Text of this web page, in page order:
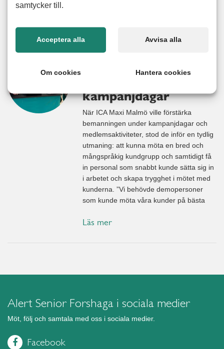
Trygg, flerspråkig och
självgående
kampanjdagar
När ICA Maxi Malmö ville förstärka
bemanningen under kampanjdagar och
medlemsaktiviteter, stod de inför en tydlig
utmaning: att kunna möta en bred och
mångspråkig kundgrupp och samtidigt få
in personal som snabbt kunde sätta sig in
i arbetet och skapa trygghet i mötet med
kunderna. ”Vi behövde demopersoner
som kunde möta våra kunder på bästa
Läs mer
Alert Senior Forshaga i sociala medier
Möt, följ och samtala med oss i sociala medier.
Facebook
samtycker till.
Acceptera alla Avvisa alla
Om cookies Hantera cookies